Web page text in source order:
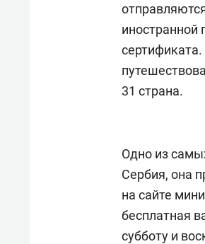
иностранной
31 страна.
Одно из
Сербия, она
на сайте
бесплатная
субботу и